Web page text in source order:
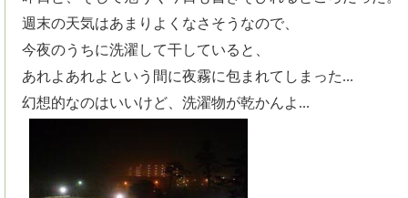
週末の天気はあまりよくなさそうなので、
今夜のうちに洗濯して干していると、
あれよあれよという間に夜霧に包まれてしまった...
幻想的なのはいいけど、洗濯物が乾かんよ...